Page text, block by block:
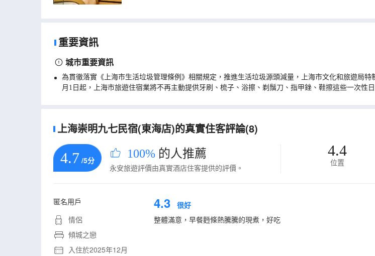
重要資訊
城市重要資訊
為貫徹落實《上海市生活垃圾管理條例》相關規定，推進生活垃圾源頭減量，上海市文化和旅遊局
月1日起，上海市旅遊住宿業將不再主動提供牙刷、梳子、浴擦、剃鬚刀、指甲銼、鞋擦這些一次性
上海崇明九七民宿(東海店)的真實住客評論(8)
4.7 /5分 100% 的人推薦
永安旅遊評價由真實酒店住客提供的評價。
4.4
位置
匿名用戶
情侶
傾城之戀
入住於2025年12月
4.3 很好
整體滿意，早餐麪條熱騰騰的現煮，好吃